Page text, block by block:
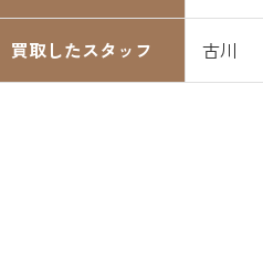
買取したスタッフ 古川